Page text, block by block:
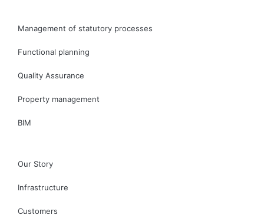
Management of statutory processes
Functional planning
Quality Assurance
Property management
BIM
Our Story
Infrastructure
Customers